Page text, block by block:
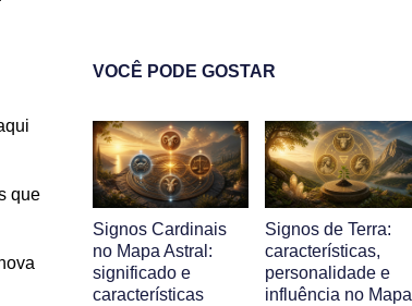
que
VOCÊ PODE GOSTAR
Signos Cardinais
no Mapa Astral:
significado e
características
Signos de Terra:
características,
personalidade e
influência no Mapa